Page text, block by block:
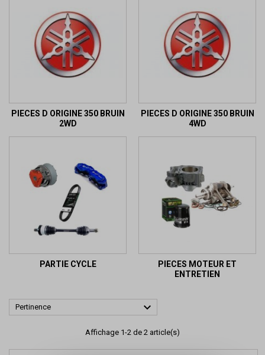
PIECES D ORIGINE 350 BRUIN
2WD
PIECES D ORIGINE 350 BRUIN
4WD
PARTIE CYCLE
PIECES MOTEUR ET
ENTRETIEN
Pertinence 
Affichage 1-2 de 2 article(s)